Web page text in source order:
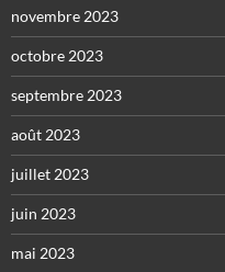
novembre 2023
octobre 2023
septembre 2023
août 2023
juillet 2023
juin 2023
mai 2023